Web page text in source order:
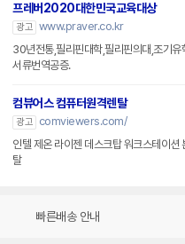
프레버2020대한민국교육대상
광고 www.praver.co.kr
30년전통,필리핀대학,필리핀의대,조기유
서류번역공증.
컴뷰어스 컴퓨터원격렌탈
광고
comviewers.com/
인텔 제온 라이젠 데스크탑 워크스테이션
탈
빠른배송 안내